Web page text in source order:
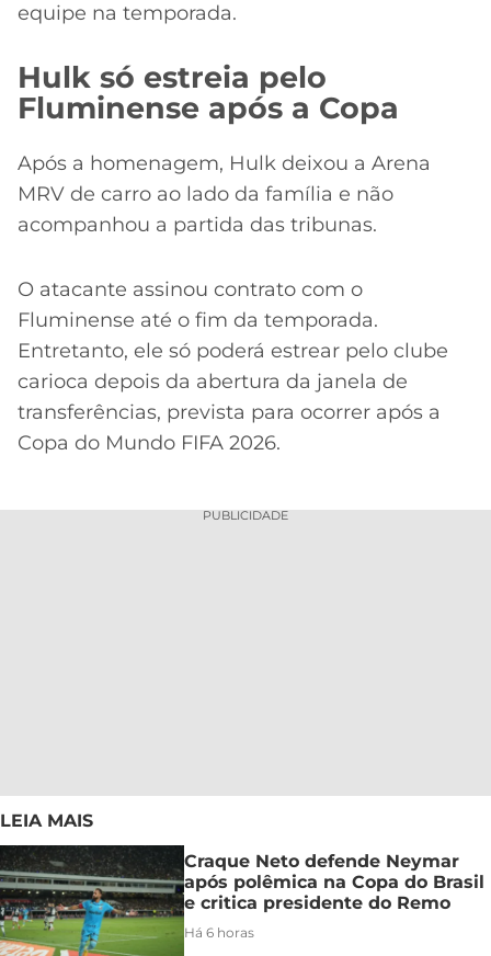
equipe na temporada.
Hulk só estreia pelo
Fluminense após a Copa
Após a homenagem, Hulk deixou a Arena
MRV de carro ao lado da família e não
acompanhou a partida das tribunas.
O atacante assinou contrato com o
Fluminense até o fim da temporada.
Entretanto, ele só poderá estrear pelo clube
carioca depois da abertura da janela de
transferências, prevista para ocorrer após a
Copa do Mundo FIFA 2026.
PUBLICIDADE
LEIA MAIS
Craque Neto defende Neymar
após polêmica na Copa do Brasil
e critica presidente do Remo
Há 6 horas